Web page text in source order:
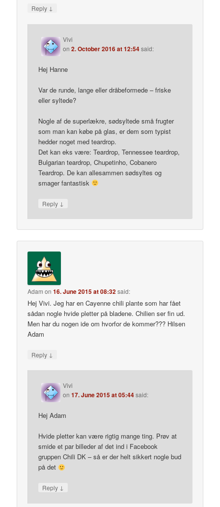
Reply ↓
Vivi
on2. October 2016 at 12:54said:
Hej Hanne
Var de runde, lange eller dråbeformede – friske
eller syltede?
Nogle af de superlækre, sødsyltede små frugter
som man kan købe på glas, er dem som typist
hedder noget med teardrop.
Det kan eks være: Teardrop, Tennessee teardrop,
Bulgarian teardrop, Chupetinho, Cobanero
Teardrop. De kan allesammen sødsyltes og
smager fantastisk
Reply ↓
Adam on16. June 2015 at 08:32said:
Hej Vivi. Jeg har en Cayenne chili plante som har fået
sådan nogle hvide pletter på bladene. Chilien ser fin ud.
Men har du nogen ide om hvorfor de kommer??? Hilsen
Adam
Reply ↓
Vivi
on17. June 2015 at 05:44said:
Hej Adam
Hvide pletter kan være rigtig mange ting. Prøv at
smide et par billeder af det ind i Facebook
gruppen Chili DK – så er der helt sikkert nogle bud
på det
Reply ↓